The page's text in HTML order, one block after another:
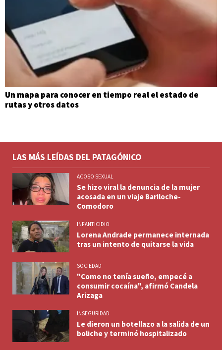
Un mapa para conocer en tiempo real el estado de
rutas y otros datos
LAS MÁS LEÍDAS DEL PATAGÓNICO
ACOSO SEXUAL
Se hizo viral la denuncia de la mujer
acosada en un viaje Bariloche-
Comodoro
INFANTICIDIO
Lorena Andrade permanece internada
tras un intento de quitarse la vida
SOCIEDAD
"Como no tenía sueño, empecé a
consumir cocaína", afirmó Candela
Arizaga
INSEGURIDAD
Le dieron un botellazo a la salida de un
boliche y terminó hospitalizado